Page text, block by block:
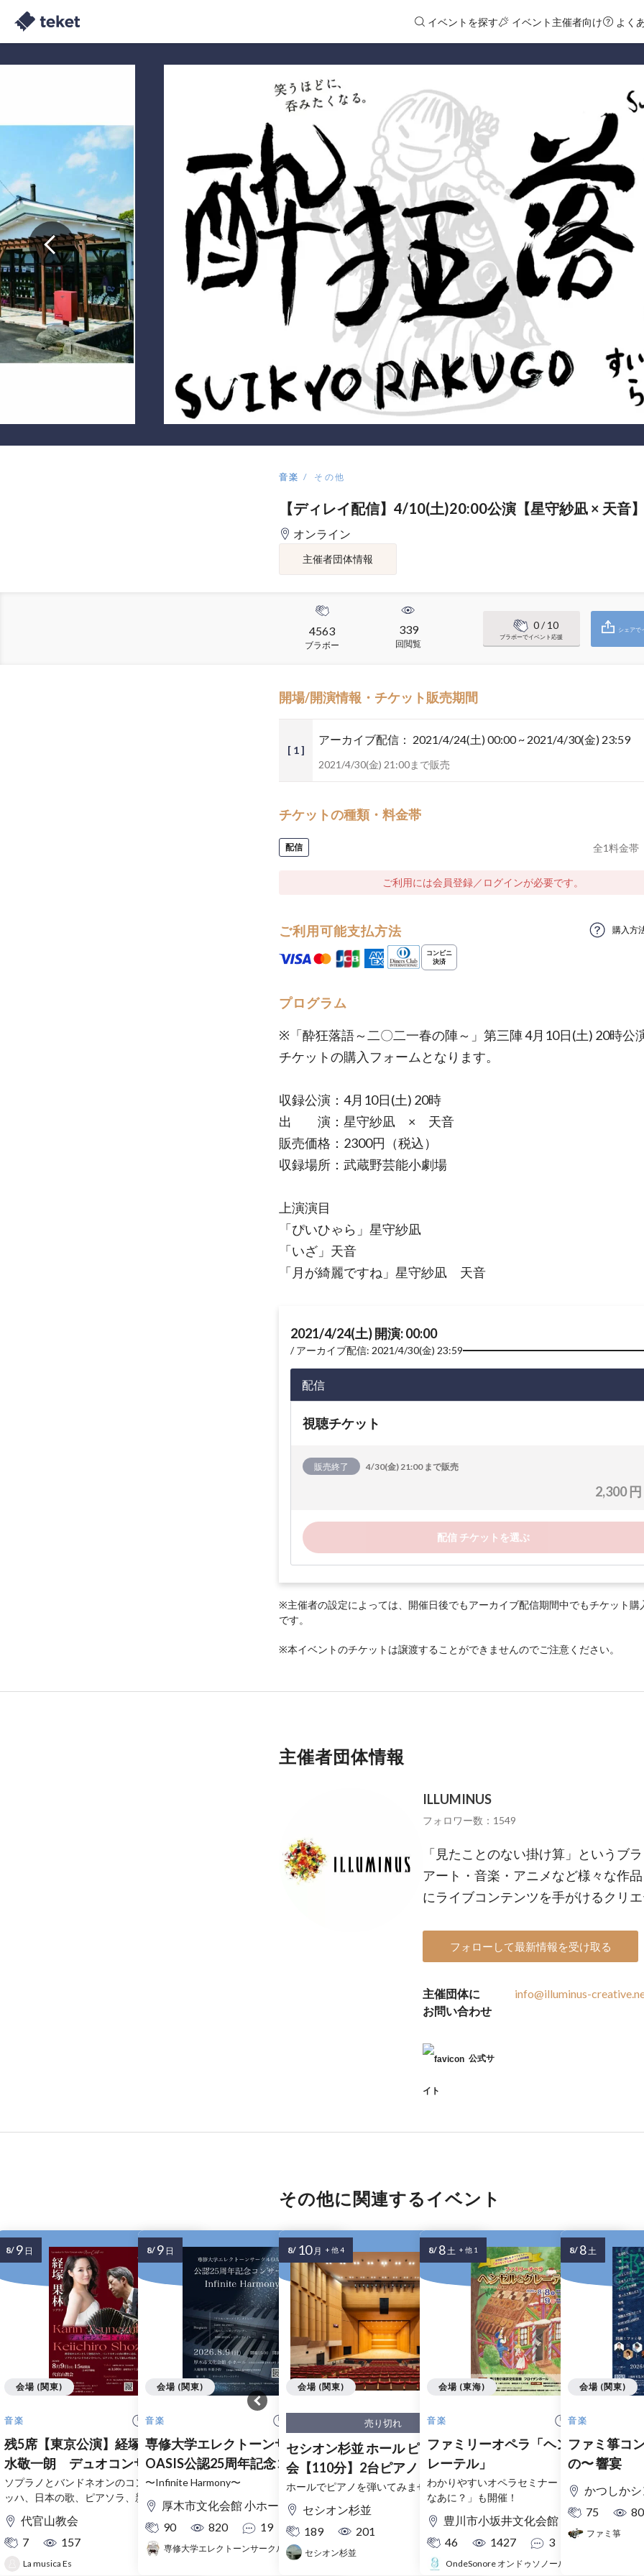
イベントを探す イベント主催者向け よく
音楽 その他
【ディレイ配信】4/10(土)20:00公演【星守紗凪 × 天音
オンライン
主催者団体情報
4563
ブラボー
339
回閲覧
0/ 10
ブラボーでイベント応援
シェアで
開場/開演情報・チケット販売期間
[ 1 ]
アーカイブ配信： 2021/4/24(土) 00:00 ~ 2021/4/30(金) 23:59
2021/4/30(金) 21:00まで販売
チケットの種類・料金帯
配信 全1料金帯
ご利用には会員登録／ログインが必要です。
ご利用可能支払方法 購入方
プログラム
※「酔狂落語～二〇二一春の陣～」第三陣 4月10日(土) 20時公
チケットの購入フォームとなります。
収録公演：4月10日(土) 20時
出 演：星守紗凪 × 天音
販売価格：2300円（税込）
収録場所：武蔵野芸能小劇場
上演演目
「ぴいひゃら」星守紗凪
「いざ」天音
「月が綺麗ですね」星守紗凪 天音
2021/4/24(土) 開演: 00:00
アーカイブ配信: 2021/4/30(金) 23:59
配信
視聴チケット
販売終了 4/30(金) 21:00 まで販売
2,300 円
配信 チケットを選ぶ
※主催者の設定によっては、開催日後でもアーカイブ配信期間中でもチケット購
です。
※本イベントのチケットは譲渡することができませんのでご注意ください。
主催者団体情報
ILLUMINUS
フォロワー数：1549
「見たことのない掛け算」というブ
アート・音楽・アニメなど様々な作
にライブコンテンツを手がけるクリ
フォローして最新情報を受け取る
主催団体に
お問い合わせ
info@illuminus-
公式サ
イト
その他に関連するイベント
音楽 15:00 開始
残5席【東京公演】経塚果林・生
水敬一朗 デュオコンサート
ソプラノとバンドネオンのコンサート。バ
ッハ、日本の歌、ピアソラ、新作。
代官山教会
7
157
La musica Es
会場 (関東)
8/ 9 日
音楽
専修大学エレクトーンサークル
OASIS公認25周年記念コンサー
ト
〜Infinite Harmony〜
厚木市文化会館 小ホール
90
820 19
専修大学エレクトーンサークルOASIS
会場 (関東)
8/ 9 日
売り切れ
セシオン杉並 ホール ピアノ試奏
会【110分】2台ピアノ（スタイ
ンウェイ・ベーゼンドルファー）
ホールでピアノを弾いてみませんか？
セシオン杉並
189
201
セシオン杉並
会場 (関東)
8/ 10 月 + 他 4
音楽 18:30 開始
ファミリーオペラ「ヘンゼルとグ
レーテル」
わかりやすいオペラセミナー「オペラって
なあに？」も開催！
豊川市小坂井文化会館 フロイデンホール
46
1427 3
OndeSonore オンドゥソノール
会場 (東海)
8/ 8土 + 他 1
音楽
ファミ箏コ
の〜 響宴
かつしかシン
75
ファミ箏
会場 (関東)
8/ 8土